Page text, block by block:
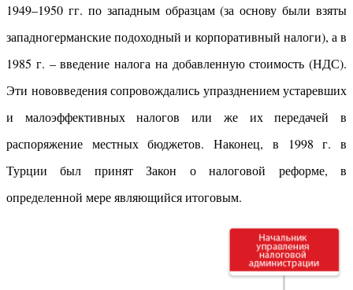
1949–1950 гг. по западным образцам (за основу были взяты
западногерманские подоходный и корпоративный налоги), а в
1985 г. – введение налога на добавленную стоимость (НДС).
Эти нововведения сопровождались упразднением устаревших
и малоэффективных налогов или же их передачей в
распоряжение местных бюджетов. Наконец, в 1998 г. в
Турции был принят Закон о налоговой реформе, в
определенной мере являющийся итоговым.